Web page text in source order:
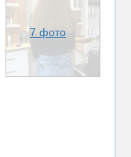
7 фото